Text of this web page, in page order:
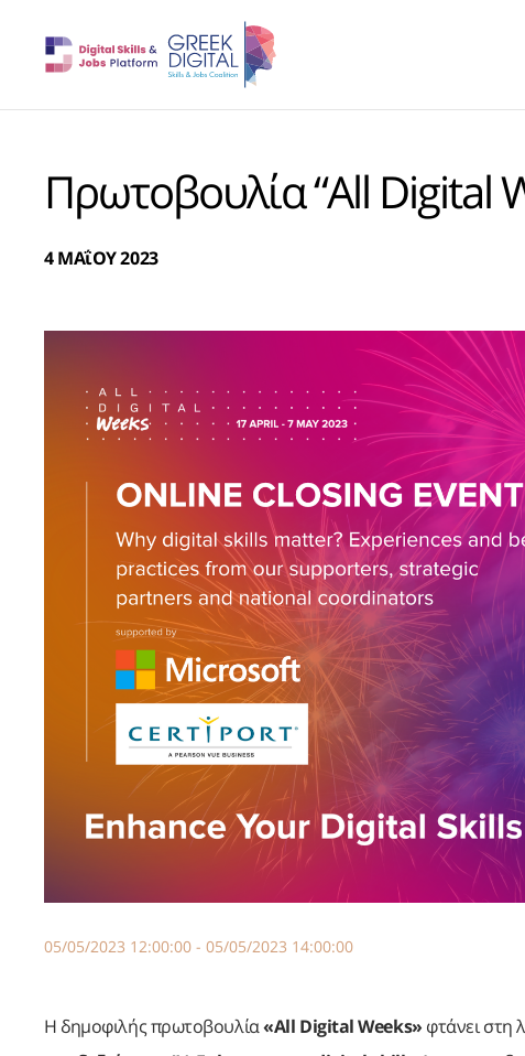
Πρωτοβουλία “All Digital
4 ΜΑΐΟΥ 2023
05/05/2023 12:00:00 - 05/05/2023 14:00:00
Η δημοφιλής πρωτοβουλία«All Digital Weeks» φτάνει στη